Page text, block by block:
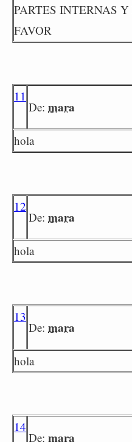
PARTES INTERNAS
FAVOR
11
De: mara
hola
12
De: mara
hola
13
De: mara
hola
14
De: mara